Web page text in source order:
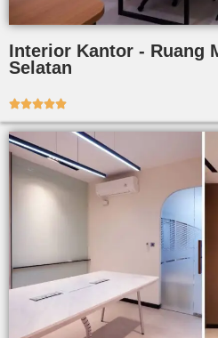
Interior Kantor - Ruang
Selatan
